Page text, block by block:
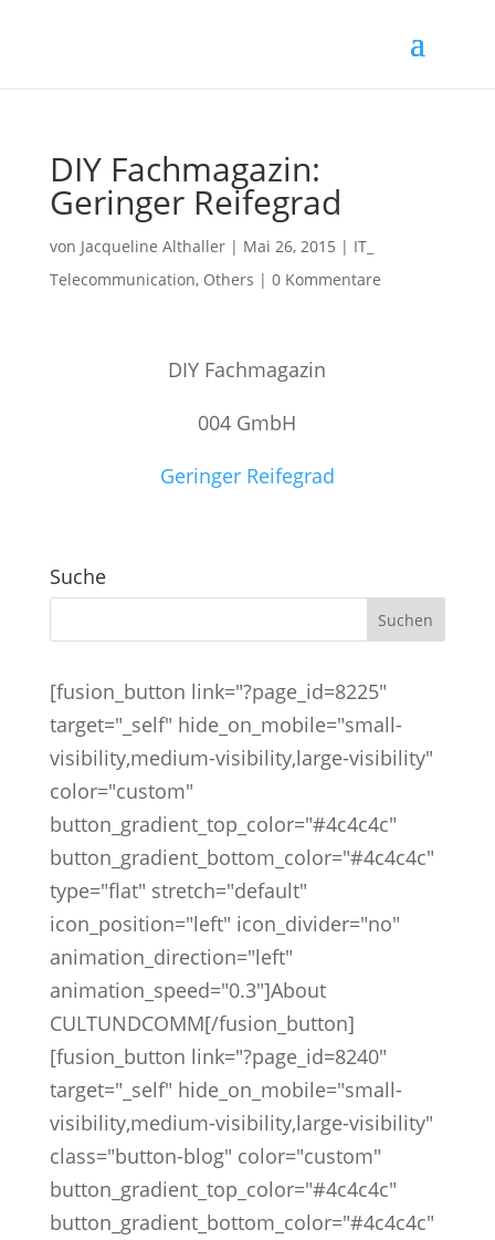
DIY Fachmagazin:
Geringer Reifegrad
von Jacqueline Althaller| Mai 26, 2015 | IT_
Telecommunication, Others | 0 Kommentare
DIY Fachmagazin
004 GmbH
Geringer Reifegrad
Suche
[fusion_button link="?page_id=8225"
target="_self" hide_on_mobile="small-
visibility,medium-visibility,large-visibility"
color="custom"
button_gradient_top_color="#4c4c4c"
button_gradient_bottom_color="#4c4c4c"
type="flat" stretch="default"
icon_position="left" icon_divider="no"
animation_direction="left"
animation_speed="0.3"]About
CULTUNDCOMM[/fusion_button]
[fusion_button link="?page_id=8240"
target="_self" hide_on_mobile="small-
visibility,medium-visibility,large-visibility"
class="button-blog" color="custom"
button_gradient_top_color="#4c4c4c"
button_gradient_bottom_color="#4c4c4c"